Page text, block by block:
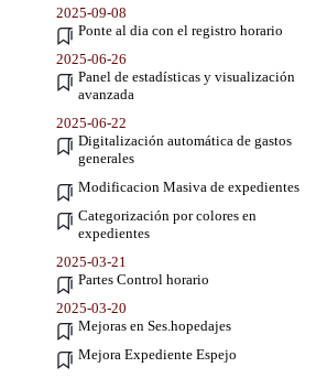
2025-09-08
Ponte al dia con el registro horario
2025-06-26
Panel de estadísticas y visualización
avanzada
2025-06-22
Digitalización automática de gastos
generales
Modificacion Masiva de expedientes
Categorización por colores en
expedientes
2025-03-21
Partes Control horario
2025-03-20
Mejoras en Ses.hopedajes
Mejora Expediente Espejo